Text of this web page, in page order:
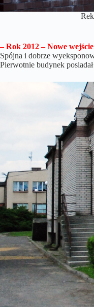
– Rok 2012 – Nowe
Spójna i dobrze
Pierwotnie budynek